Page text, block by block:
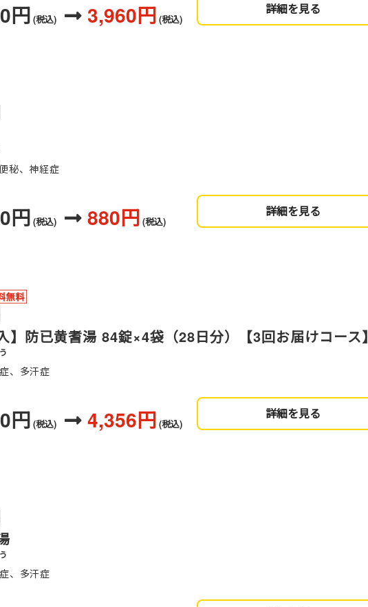
円 (税込) 3,960円 (税込)
詳細を見る
秘、神経症
円 (税込) 880円 (税込)
詳細を見る
】防已黄耆湯 84錠×4袋（28日分）【3回お届けコース】
、多汗症
円 (税込) 4,356円 (税込)
詳細を見る
、多汗症